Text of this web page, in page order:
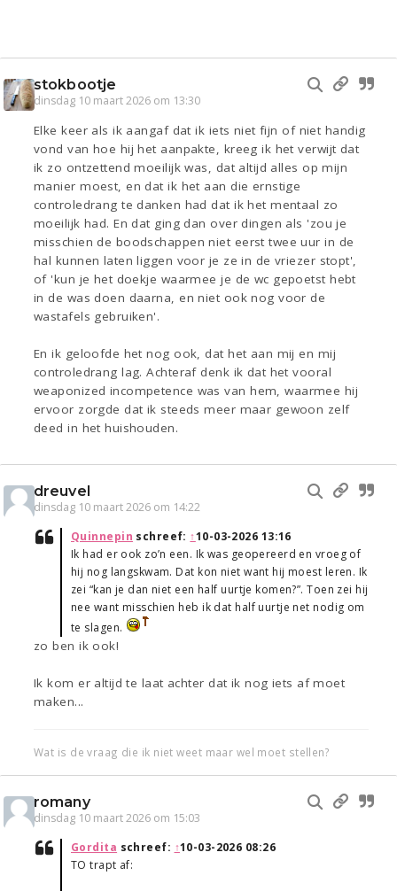
stokbootje
dinsdag 10 maart 2026 om 13:30
Elke keer als ik aangaf dat ik iets niet fijn of niet handig
vond van hoe hij het aanpakte, kreeg ik het verwijt dat
ik zo ontzettend moeilijk was, dat altijd alles op mijn
manier moest, en dat ik het aan die ernstige
controledrang te danken had dat ik het mentaal zo
moeilijk had. En dat ging dan over dingen als 'zou je
misschien de boodschappen niet eerst twee uur in de
hal kunnen laten liggen voor je ze in de vriezer stopt',
of 'kun je het doekje waarmee je de wc gepoetst hebt
in de was doen daarna, en niet ook nog voor de
wastafels gebruiken'.
En ik geloofde het nog ook, dat het aan mij en mij
controledrang lag. Achteraf denk ik dat het vooral
weaponized incompetence was van hem, waarmee hij
ervoor zorgde dat ik steeds meer maar gewoon zelf
deed in het huishouden.
dreuvel
dinsdag 10 maart 2026 om 14:22
Quinnepin schreef: ↑10-03-2026 13:16
Ik had er ook zo’n een. Ik was geopereerd en vroeg of
hij nog langskwam. Dat kon niet want hij moest leren. Ik
zei “kan je dan niet een half uurtje komen?”. Toen zei hij
nee want misschien heb ik dat half uurtje net nodig om
te slagen.
zo ben ik ook!
Ik kom er altijd te laat achter dat ik nog iets af moet
maken...
Wat is de vraag die ik niet weet maar wel moet stellen?
romany
dinsdag 10 maart 2026 om 15:03
Gordita schreef: ↑10-03-2026 08:26
TO trapt af: